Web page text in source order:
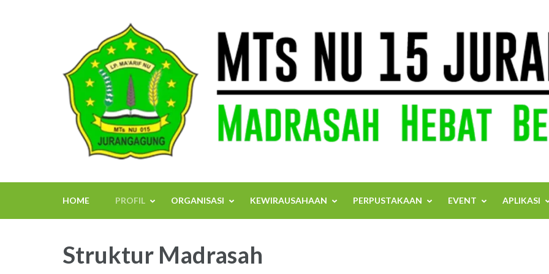
HOME PROFIL ORGANISASI KEWIRAUSAHAAN PERPUSTAKAAN EVENT APLIKASI
Struktur Madrasah